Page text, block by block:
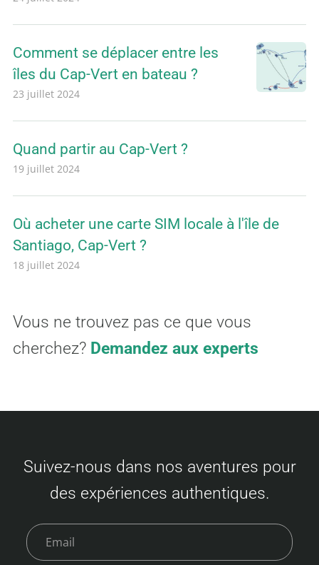
Comment se déplacer entre les
îles du Cap-Vert en bateau ?
23 juillet 2024
Quand partir au Cap-Vert ?
19 juillet 2024
Où acheter une carte SIM locale à l'île de
Santiago, Cap-Vert ?
18 juillet 2024
Vous ne trouvez pas ce que vous
cherchez? Demandez aux experts
Suivez-nous dans nos aventures pour
des expériences authentiques.